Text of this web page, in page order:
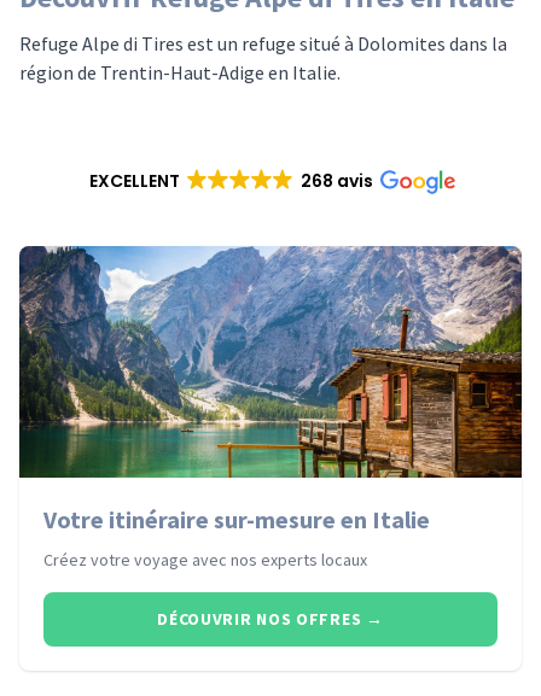
Refuge Alpe di Tires est un refuge situé à Dolomites dans la
région de Trentin-Haut-Adige en Italie.
EXCELLENT 268 avis
Votre itinéraire sur-mesure en Italie
Créez votre voyage avec nos experts locaux
DÉCOUVRIR NOS OFFRES →